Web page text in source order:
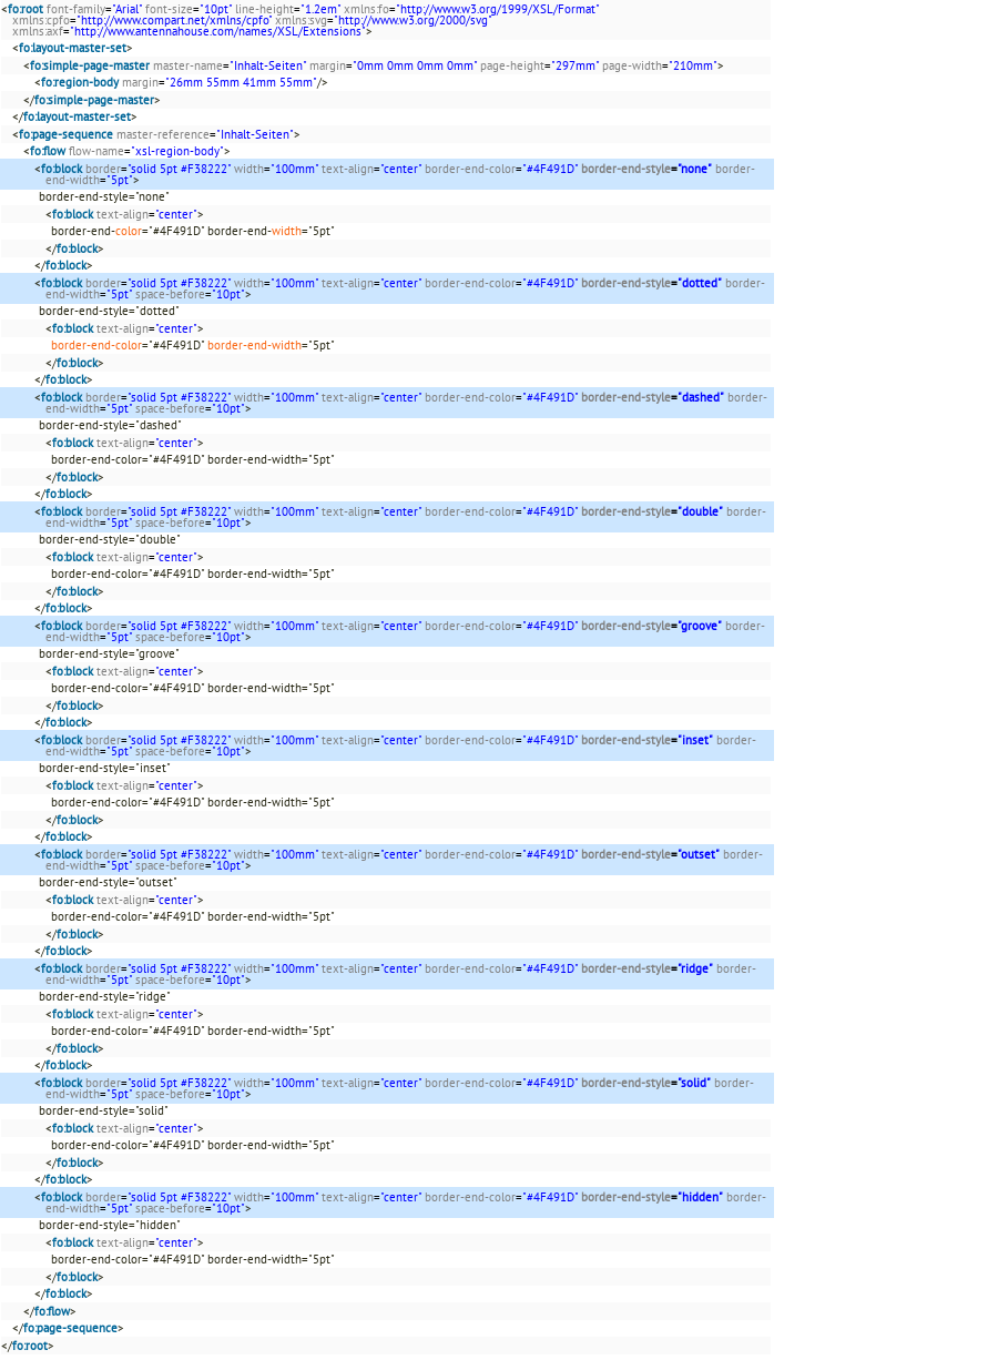
<fo:root font-family="Arial" font-size="10pt" line-height="1.2em" xmlns:fo="http://www.w3.org/1999/XSL/Format"
xmlns:cpfo="http://www.compart.net/xmlns/cpfo" xmlns:svg="http://www.w3.org/2000/svg"
xmlns:axf="http://www.antennahouse.com/names/XSL/Extensions">
<fo:layout-master-set>
<fo:simple-page-master master-name="Inhalt-Seiten" margin="0mm 0mm 0mm 0mm" page-height="297mm" page-width="210mm">
<fo:region-body margin="26mm 55mm 41mm 55mm"/>
</fo:simple-page-master>
</fo:layout-master-set>
<fo:page-sequence master-reference="Inhalt-Seiten">
<fo:flow flow-name="xsl-region-body">
<fo:block border="solid 5pt #F38222" width="100mm" text-align="center" border-end-color="#4F491D" border-end-style="none" border-
end-width="5pt">
border-end-style="none"
<fo:block text-align="center">
border-end-color="#4F491D" border-end-width="5pt"
</fo:block>
</fo:block>
<fo:block border="solid 5pt #F38222" width="100mm" text-align="center" border-end-color="#4F491D" border-end-style="dotted" border-
end-width="5pt" space-before="10pt">
border-end-style="dotted"
<fo:block text-align="center">
border-end-color="#4F491D" border-end-width="5pt"
</fo:block>
</fo:block>
<fo:block border="solid 5pt #F38222" width="100mm" text-align="center" border-end-color="#4F491D" border-end-style="dashed" border-
end-width="5pt" space-before="10pt">
border-end-style="dashed"
<fo:block text-align="center">
border-end-color="#4F491D" border-end-width="5pt"
</fo:block>
</fo:block>
<fo:block border="solid 5pt #F38222" width="100mm" text-align="center" border-end-color="#4F491D" border-end-style="double" border-
end-width="5pt" space-before="10pt">
border-end-style="double"
<fo:block text-align="center">
border-end-color="#4F491D" border-end-width="5pt"
</fo:block>
</fo:block>
<fo:block border="solid 5pt #F38222" width="100mm" text-align="center" border-end-color="#4F491D" border-end-style="groove" border-
end-width="5pt" space-before="10pt">
border-end-style="groove"
<fo:block text-align="center">
border-end-color="#4F491D" border-end-width="5pt"
</fo:block>
</fo:block>
<fo:block border="solid 5pt #F38222" width="100mm" text-align="center" border-end-color="#4F491D" border-end-style="inset" border-
end-width="5pt" space-before="10pt">
border-end-style="inset"
<fo:block text-align="center">
border-end-color="#4F491D" border-end-width="5pt"
</fo:block>
</fo:block>
<fo:block border="solid 5pt #F38222" width="100mm" text-align="center" border-end-color="#4F491D" border-end-style="outset" border-
end-width="5pt" space-before="10pt">
border-end-style="outset"
<fo:block text-align="center">
border-end-color="#4F491D" border-end-width="5pt"
</fo:block>
</fo:block>
<fo:block border="solid 5pt #F38222" width="100mm" text-align="center" border-end-color="#4F491D" border-end-style="ridge" border-
end-width="5pt" space-before="10pt">
border-end-style="ridge"
<fo:block text-align="center">
border-end-color="#4F491D" border-end-width="5pt"
</fo:block>
</fo:block>
<fo:block border="solid 5pt #F38222" width="100mm" text-align="center" border-end-color="#4F491D" border-end-style="solid" border-
end-width="5pt" space-before="10pt">
border-end-style="solid"
<fo:block text-align="center">
border-end-color="#4F491D" border-end-width="5pt"
</fo:block>
</fo:block>
<fo:block border="solid 5pt #F38222" width="100mm" text-align="center" border-end-color="#4F491D" border-end-style="hidden" border-
end-width="5pt" space-before="10pt">
border-end-style="hidden"
<fo:block text-align="center">
border-end-color="#4F491D" border-end-width="5pt"
</fo:block>
</fo:block>
</fo:flow>
</fo:page-sequence>
</fo:root>